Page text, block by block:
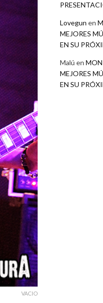
VACIO
Lovegun en
MEJORES
EN SU
Malú en
MEJORES
EN SU